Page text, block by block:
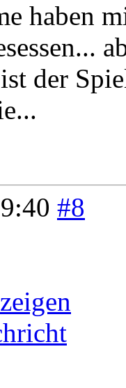
haben
der
#8